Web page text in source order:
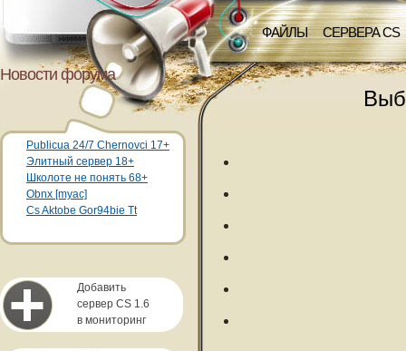
ФАЙЛЫ СЕРВЕРА CS
Новости форума
Publicua 24/7 Chernovci 17+
Элитный сервер 18+
Школоте не понять 68+
Obnx [myac]
Cs Aktobe Gor94bie Tt
Добавить
сервер CS 1.6
в мониторинг